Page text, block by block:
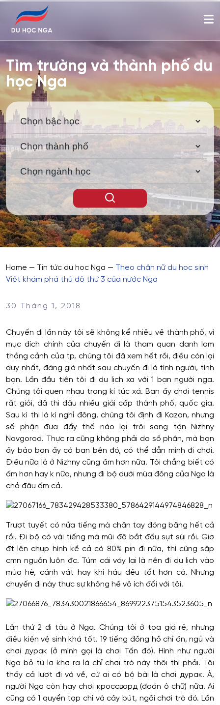
Tìm trường và thành phố du
học Nga
Home — Tin tức du học Nga — Theo chân nữ du học sinh
Việt khám phá thủ đô thứ 3 của nước Nga
30 Tháng 1, 2018
Chuyến đi lần này tôi sẽ không kể nhiều về thành phố, vì
mục đích chính của chuyến đi là tham quan danh lam
thắng cảnh của tp, chúng tôi đã xem hết rồi, điều còn lại
duy nhất, đáng giá nhất sau chuyến đi là tình người, tình
bạn. Lần đầu tiên tôi đi du lịch xa với 1 bạn người nga.
Chúng tôi quen nhau trong kí túc xá. Bạn ấy chơi tennis
rất giỏi, đã thi đấu nhiều giải cấp thành phố, quốc gia.
Sau kì thi là kì nghỉ đông, chúng tôi định đi Kazan, nhưng
số phận đưa đẩy thế nào lại trôi sang tận Nizhny
Novgorod. Thực ra cũng không phải do số phận, mà bạn
ấy bảo bạn ấy có bạn bên đó, có thể dẫn mình đi chơi.
Điều nữa là ở Nizhny cũng ấm hơn nữa. Tôi chẳng biết có
ấm hơn hay k nữa, nhưng đi bộ dưới mùa đông của Nga là
chả đâu ấm cả.
Trượt tuyết có nửa tiếng mà chân tay đóng băng hết cả
rồi. Đi bộ có vài tiếng mà mũi đã bắt đầu sụt sùi rồi. Giơ
đt lên chụp hình kể cả có 80% pin đi nữa, thì cũng sập
cmn nguồn luôn đc. Túm cái váy lại là nên đi du lịch vào
mùa hè, cảnh vật hay khí hậu đều tốt hơn cả. Nhưng
chuyến đi này thực sự không hề vô ích đối với tôi.
Lần thứ 2 đi tàu ở Nga. Chúng tôi ở toa giá rẻ, nhưng
điều kiện vệ sinh khá tốt. 19 tiếng đồng hồ chỉ ăn, ngủ và
chơi дурак (ở mình gọi là chơi Tấn đó). Hình như người
Nga bỏ tú lơ khơ ra là chỉ chơi trò này thôi thì phải. Tôi
thấy cả lượt đi và về, cứ ai có bộ bài là chơi дурак. À,
người Nga còn hay chơi кроссворд (đoán ô chữ) nữa. Ai
cũng có 1 quyển tạp chí và cây bút, ngồi chơi trò đó. Lần